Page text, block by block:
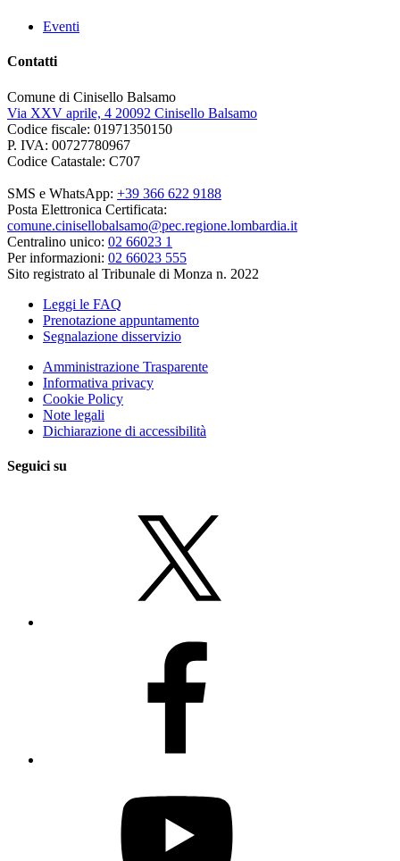
Eventi
Contatti
Comune di Cinisello Balsamo
Via XXV aprile, 4 20092 Cinisello Balsamo
Codice fiscale: 01971350150
P. IVA: 00727780967
Codice Catastale: C707
SMS e WhatsApp: +39 366 622 9188
Posta Elettronica Certificata:
comune.cinisellobalsamo@pec.regione.lombardia.it
Centralino unico: 02 66023 1
Per informazioni: 02 66023 555
Sito registrato al Tribunale di Monza n. 2022
Leggi le FAQ
Prenotazione appuntamento
Segnalazione disservizio
Amministrazione Trasparente
Informativa privacy
Cookie Policy
Note legali
Dichiarazione di accessibilità
Seguici su